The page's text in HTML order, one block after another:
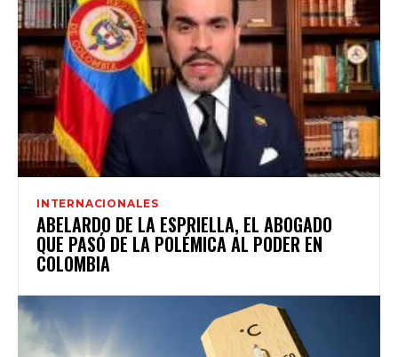
INTERNACIONALES
ABELARDO DE LA ESPRIELLA, EL ABOGADO
QUE PASÓ DE LA POLÉMICA AL PODER EN
COLOMBIA